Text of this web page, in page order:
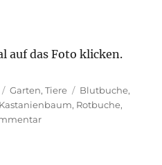
auf das Foto klicken.
Kategorien
Garten,Tiere Schlagwörter
Blutbuche,
Kastanienbaum, Rotbuche,
zu